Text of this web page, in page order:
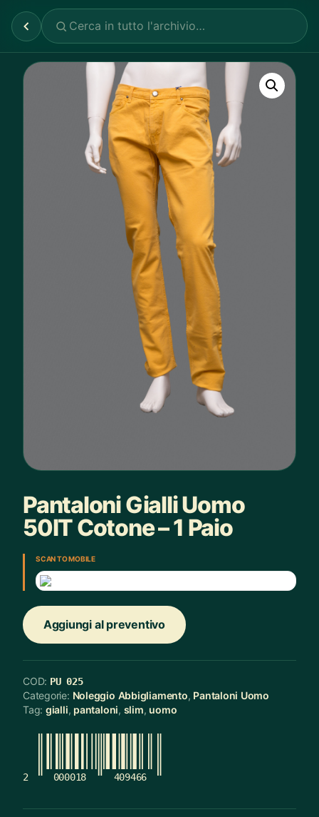
Pantaloni Gialli Uomo
50IT Cotone – 1 Paio
SCAN TO MOBILE
Aggiungi al preventivo
COD: PU 025
Categorie: Noleggio Abbigliamento, Pantaloni Uomo
Tag: gialli, pantaloni, slim, uomo
2 000018 409466